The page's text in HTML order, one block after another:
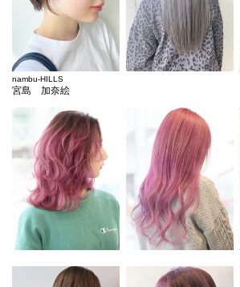
nambu-HILLS
宮島 加奈絵